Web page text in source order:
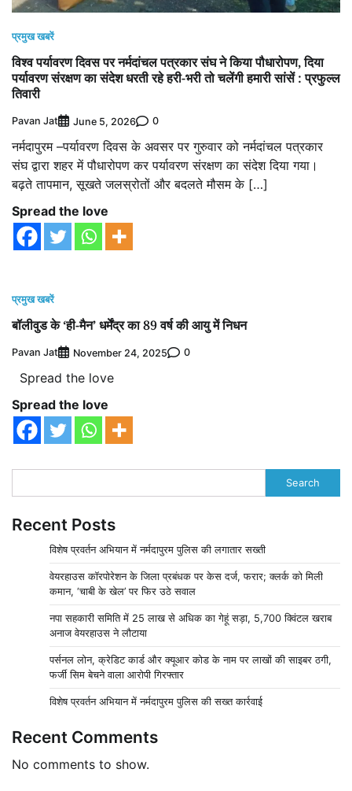
प्रमुख खबरें
विश्व पर्यावरण दिवस पर नर्मदांचल पत्रकार संघ ने किया पौधारोपण, दिया
पर्यावरण संरक्षण का संदेश धरती रहे हरी-भरी तो चलेंगी हमारी सांसें : प्रफुल्ल
तिवारी
Pavan Jat June 5, 2026 0
नर्मदापुरम –पर्यावरण दिवस के अवसर पर गुरुवार को नर्मदांचल पत्रकार
संघ द्वारा शहर में पौधारोपण कर पर्यावरण संरक्षण का संदेश दिया गया।
बढ़ते तापमान, सूखते जलस्रोतों और बदलते मौसम के […]
Spread the love
प्रमुख खबरें
बॉलीवुड के ‘ही-मैन’ धर्मेंद्र का 89 वर्ष की आयु में निधन
Pavan Jat November 24, 2025 0
Spread the love
Spread the love
Search
Recent Posts
विशेष प्रवर्तन अभियान में नर्मदापुरम पुलिस की लगातार सख्ती
वेयरहाउस कॉरपोरेशन के जिला प्रबंधक पर केस दर्ज, फरार; क्लर्क को मिली
कमान, ‘चाबी के खेल’ पर फिर उठे सवाल
नपा सहकारी समिति में 25 लाख से अधिक का गेहूं सड़ा, 5,700 क्विंटल खराब
अनाज वेयरहाउस ने लौटाया
पर्सनल लोन, क्रेडिट कार्ड और क्यूआर कोड के नाम पर लाखों की साइबर ठगी,
फर्जी सिम बेचने वाला आरोपी गिरफ्तार
विशेष प्रवर्तन अभियान में नर्मदापुरम पुलिस की सख्त कार्रवाई
Recent Comments
No comments to show.